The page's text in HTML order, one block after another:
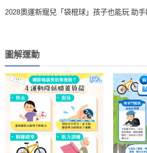
2028奧運新寵兒「袋棍球」孩子也能玩 助
圖解運動